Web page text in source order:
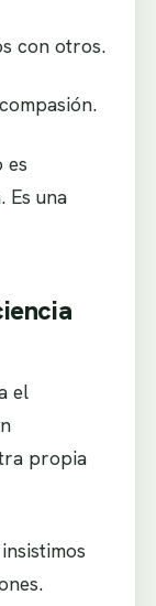
con otros.
es
Es una
el
propia